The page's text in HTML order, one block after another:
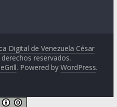
Digital de Venezuela César
reservados.
. Powered byWordPress.